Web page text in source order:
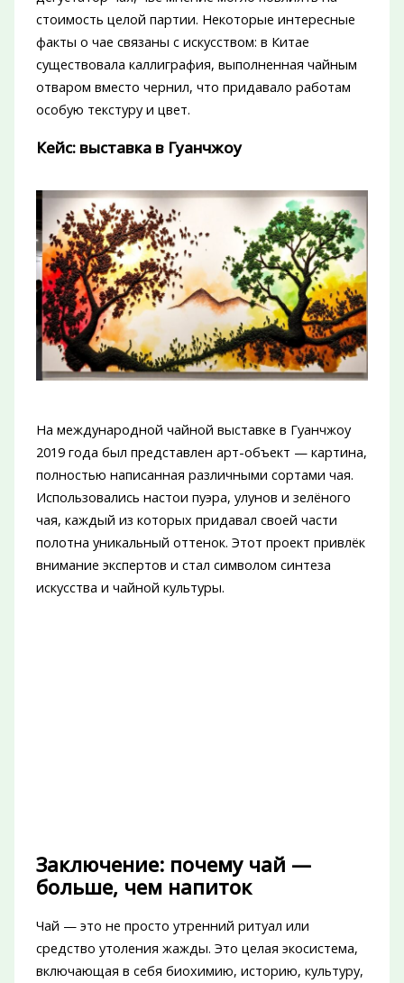
стоимость целой партии. Некоторые интересные
факты о чае связаны с искусством: в Китае
существовала каллиграфия, выполненная чайным
отваром вместо чернил, что придавало работам
особую текстуру и цвет.
Кейс: выставка в Гуанчжоу
На международной чайной выставке в Гуанчжоу
2019 года был представлен арт-объект — картина,
полностью написанная различными сортами чая.
Использовались настои пуэра, улунов и зелёного
чая, каждый из которых придавал своей части
полотна уникальный оттенок. Этот проект привлёк
внимание экспертов и стал символом синтеза
искусства и чайной культуры.
Заключение: почему чай —
больше, чем напиток
Чай — это не просто утренний ритуал или
средство утоления жажды. Это целая экосистема,
включающая в себя биохимию, историю, культуру,